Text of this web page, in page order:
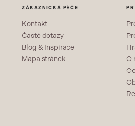
ZÁKAZNICKÁ PÉČE
Kontakt
Časté dotazy
Blog & Inspirace
Mapa stránek
O